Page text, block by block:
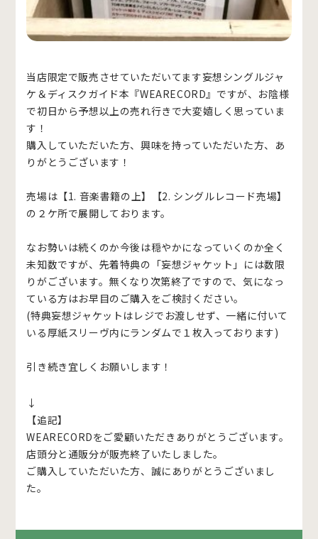
当店限定で販売させていただいてます妄想シングルジャ
ケ＆ディスクガイド本『WEARECORD』ですが、お陰様
で初日から予想以上の売れ行きで大変嬉しく思っていま
す！
購入していただいた方、興味を持っていただいた方、あ
りがとうございます！
売場は【1. 音楽書籍の上】【2. シングルレコード売場】
の２ケ所で展開しております。
なお勢いは続くのか今後は穏やかになっていくのか全く
未知数ですが、先着特典の「妄想ジャケット」には数限
りがございます。無くなり次第終了ですので、気になっ
ている方はお早目のご購入をご検討ください。
(特典妄想ジャケットはレジでお渡しせず、一緒に付いて
いる厚紙スリーヴ内にランダムで１枚入っております)
引き続き宜しくお願いします！
↓
【追記】
WEARECORDをご愛顧いただきありがとうございます。
店頭分と通販分が販売終了いたしました。
ご購入していただいた方、誠にありがとうございまし
た。